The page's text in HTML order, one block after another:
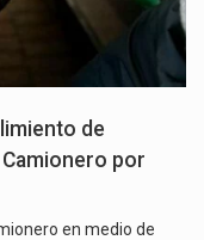
de
por
en medio de